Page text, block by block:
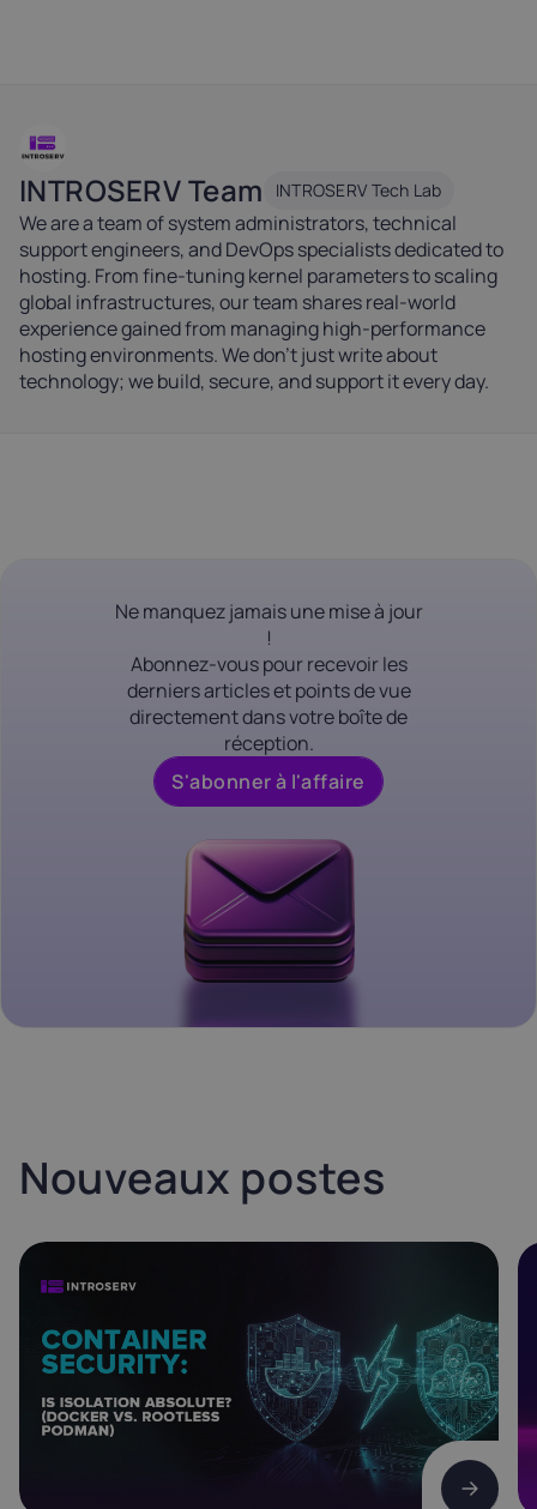
INTROSERV Team INTROSERV Tech Lab
We are a team of system administrators, technical
support engineers, and DevOps specialists dedicated to
hosting. From fine-tuning kernel parameters to scaling
global infrastructures, our team shares real-world
experience gained from managing high-performance
hosting environments. We don't just write about
technology; we build, secure, and support it every day.
Ne manquez jamais une mise à jour
!
Abonnez-vous pour recevoir les
derniers articles et points de vue
directement dans votre boîte de
réception.
S'abonner à l'affaire
Nouveaux postes